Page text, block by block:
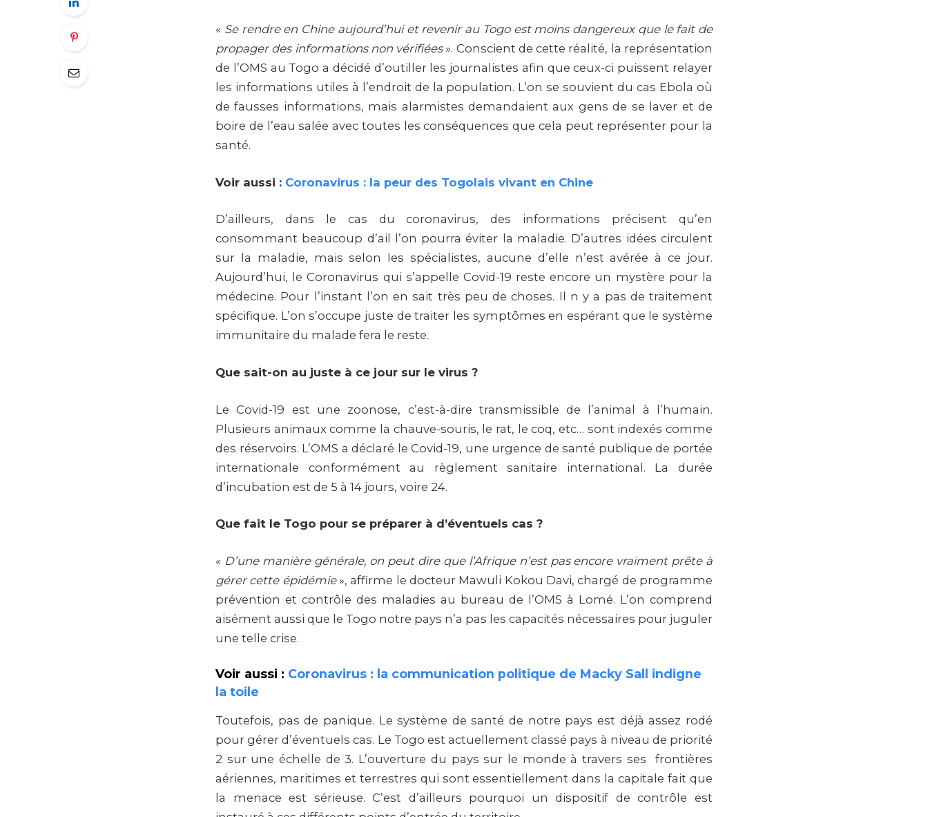
« Se rendre en Chine aujourd’hui et revenir au Togo est moins dangereux que le fait de
propager des informations non vérifiées». Conscient de cette réalité, la représentation
de l’OMS au Togo a décidé d’outiller les journalistes afin que ceux-ci puissent relayer
les informations utiles à l’endroit de la population. L’on se souvient du cas Ebola où
de fausses informations, mais alarmistes demandaient aux gens de se laver et de
boire de l’eau salée avec toutes les conséquences que cela peut représenter pour la
santé.
Voir aussi : Coronavirus : la peur des Togolais vivant en Chine
D’ailleurs, dans le cas du coronavirus, des informations précisent qu’en
consommant beaucoup d’ail l’on pourra éviter la maladie. D’autres idées circulent
sur la maladie, mais selon les spécialistes, aucune d’elle n’est avérée à ce jour.
Aujourd’hui, le Coronavirus qui s’appelle Covid-19 reste encore un mystère pour la
médecine. Pour l’instant l’on en sait très peu de choses. Il n y a pas de traitement
spécifique. L’on s’occupe juste de traiter les symptômes en espérant que le système
immunitaire du malade fera le reste.
Que sait-on au juste à ce jour sur le virus ?
Le Covid-19 est une zoonose, c’est-à-dire transmissible de l’animal à l’humain.
Plusieurs animaux comme la chauve-souris, le rat, le coq, etc… sont indexés comme
des réservoirs. L’OMS a déclaré le Covid-19, une urgence de santé publique de portée
internationale conformément au règlement sanitaire international. La durée
d’incubation est de 5 à 14 jours, voire 24.
Que fait le Togo pour se préparer à d’éventuels cas ?
« D’une manière générale, on peut dire que l’Afrique n’est pas encore vraiment prête à
gérer cette épidémie», affirme le docteur Mawuli Kokou Davi, chargé de programme
prévention et contrôle des maladies au bureau de l’OMS à Lomé. L’on comprend
aisément aussi que le Togo notre pays n’a pas les capacités nécessaires pour juguler
une telle crise.
Voir aussi : Coronavirus : la communication politique de Macky Sall indigne
la toile
Toutefois, pas de panique. Le système de santé de notre pays est déjà assez rodé
pour gérer d’éventuels cas. Le Togo est actuellement classé pays à niveau de priorité
2 sur une échelle de 3. L’ouverture du pays sur le monde à travers ses frontières
aériennes, maritimes et terrestres qui sont essentiellement dans la capitale fait que
la menace est sérieuse. C’est d’ailleurs pourquoi un dispositif de contrôle est